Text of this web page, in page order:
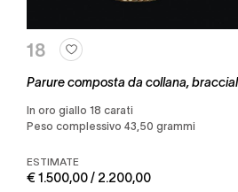
18
Parure composta da collana,
in oro giallo 18 carati
Peso complessivo 43,50 grammi
ESTIMATE
€ 1.500,00 / 2.200,00